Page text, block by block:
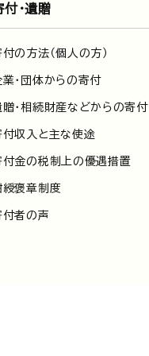
付・遺贈
付の方法（個人の方）
業・団体からの寄付
贈・相続財産などからの寄付
付収入と主な使途
付金の税制上の優遇措置
綬褒章制度
付者の声